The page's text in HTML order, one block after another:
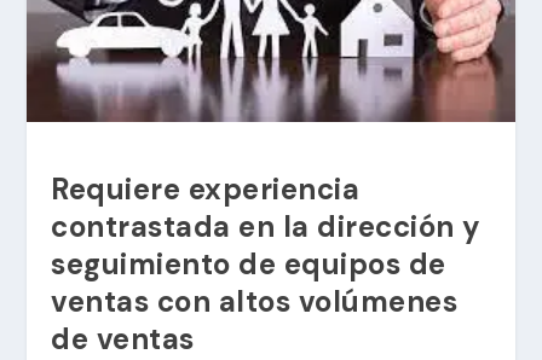
Requiere experiencia
contrastada en la dirección y
seguimiento de equipos de
ventas con altos volúmenes
de ventas